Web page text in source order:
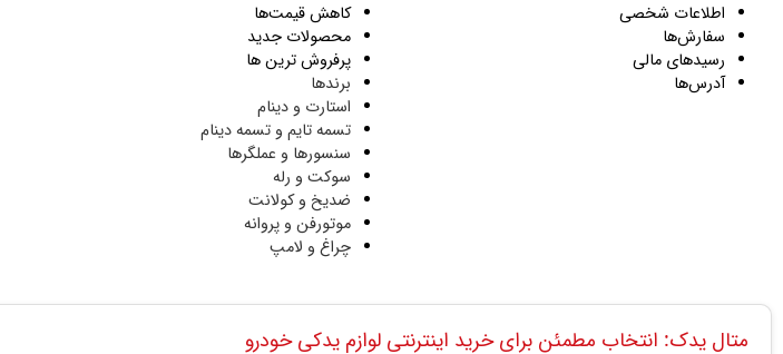
اطلاعات شخصی
سفارش‌ها
رسیدهای مالی
آدرس‌ها
کاهش قیمت‌ها
محصولات جدید
پرفروش ترین ها
برندها
استارت و دینام
تسمه تایم و تسمه دینام
سنسورها و عملگرها
سوکت و رله
ضدیخ و کولانت
موتورفن و پروانه
چراغ و لامپ
متال یدک: انتخاب مطمئن برای خرید اینترنتی لوازم یدکی خودرو